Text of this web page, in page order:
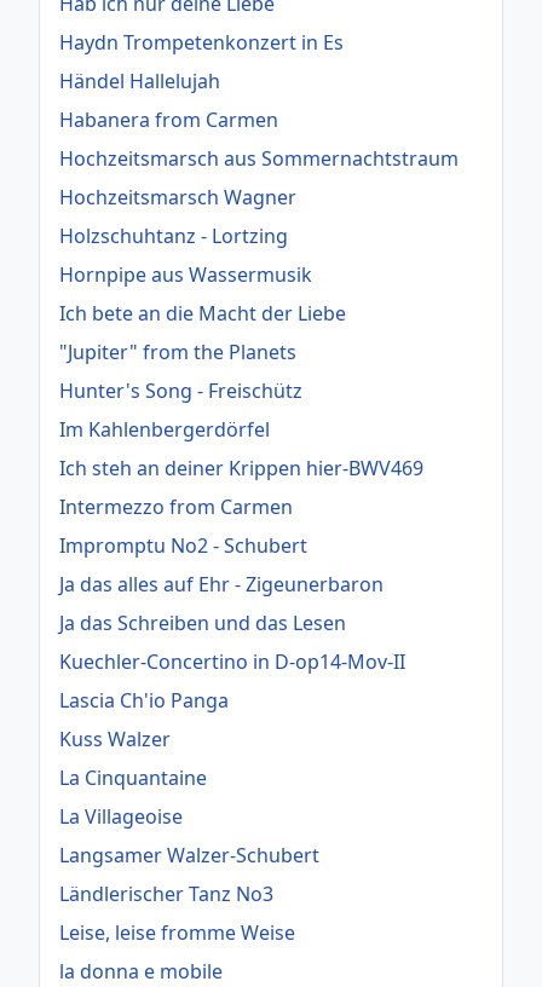
Haydn Trompetenkonzert in Es
Händel Hallelujah
Habanera from Carmen
Hochzeitsmarsch aus Sommernachtstraum
Hochzeitsmarsch Wagner
Holzschuhtanz - Lortzing
Hornpipe aus Wassermusik
Ich bete an die Macht der Liebe
"Jupiter" from the Planets
Hunter's Song - Freischütz
Im Kahlenbergerdörfel
Ich steh an deiner Krippen hier-BWV469
Intermezzo from Carmen
Impromptu No2 - Schubert
Ja das alles auf Ehr - Zigeunerbaron
Ja das Schreiben und das Lesen
Kuechler-Concertino in D-op14-Mov-II
Lascia Ch'io Panga
Kuss Walzer
La Cinquantaine
La Villageoise
Langsamer Walzer-Schubert
Ländlerischer Tanz No3
Leise, leise fromme Weise
la donna e mobile